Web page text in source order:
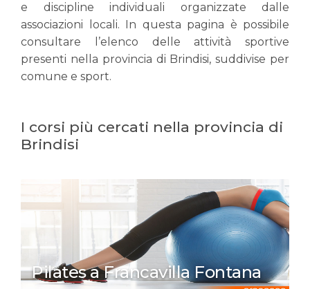
e discipline individuali organizzate dalle
associazioni locali. In questa pagina è possibile
consultare l’elenco delle attività sportive
presenti nella provincia di Brindisi, suddivise per
comune e sport.
I corsi più cercati nella provincia di
Brindisi
Pilates a Francavilla Fontana